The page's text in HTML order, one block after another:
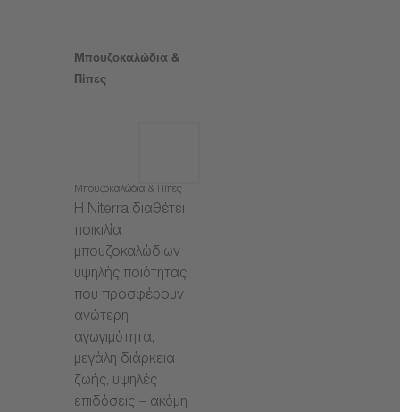
Μπουζοκαλώδια &
Πίπες
Μπουζοκαλώδια & Πίπες
Η Niterra διαθέτει
ποικιλία
μπουζοκαλώδιων
υψηλής ποιότητας
που προσφέρουν
ανώτερη
αγωγιμότητα,
μεγάλη διάρκεια
ζωής, υψηλές
επιδόσεις – ακόμη